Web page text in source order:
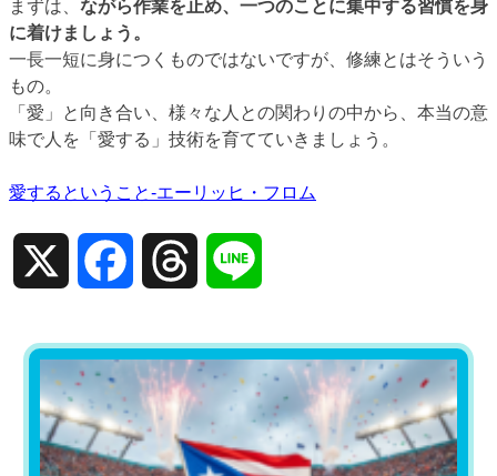
まずは、 ながら作業を止め、一つのことに集中する習慣を身
に着けましょう。
一長一短に身につくものではないですが、修練とはそういう
もの。
「愛」と向き合い、様々な人との関わりの中から、本当の意
味で人を「愛する」技術を育てていきましょう。
愛するということ-エーリッヒ・フロム
Facebook Threads